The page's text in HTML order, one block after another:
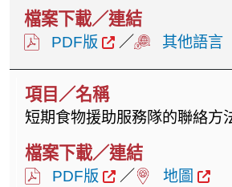
PDF版 ／ 其他語言
短期食物援助服務隊的聯絡方
PDF版 ／ 地圖